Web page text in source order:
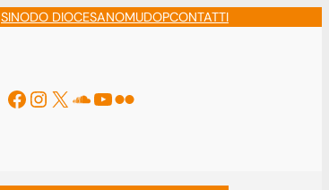
SINODO DIOCESANOMUDOPCONTATTI
Facebook
Instagram
X Soundcloud
YouTube
Flickr